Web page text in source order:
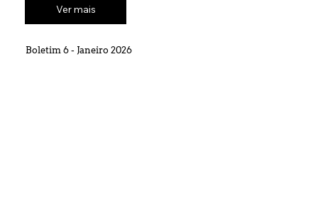
Ver mais
Boletim 6 - Janeiro 2026